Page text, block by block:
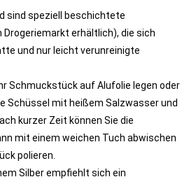
sind speziell beschichtete
erhältlich), die sich
und nur leicht verunreinigte
Schmuckstück auf Alufolie legen oder
Schüssel mit heißem Salzwasser und
kurzer Zeit können Sie die
mit einem weichen Tuch abwischen
polieren.
Silber empfiehlt sich ein